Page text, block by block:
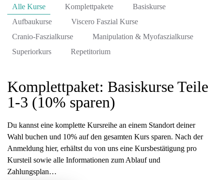
Alle Kurse Komplettpakete
Basiskurse
Aufbaukurse
Viscero Faszial Kurse
Cranio-Faszialkurse
Manipulation & Myofaszialkurse
Superiorkurs
Repetitorium
Komplettpaket: Basiskurse Teile
1-3 (10% sparen)
Du kannst eine komplette Kursreihe an einem Standort deiner
Wahl buchen und 10% auf den gesamten Kurs sparen. Nach der
Anmeldung hier, erhältst du von uns eine Kursbestätigung pro
Kursteil sowie alle Informationen zum Ablauf und
Zahlungsplan…